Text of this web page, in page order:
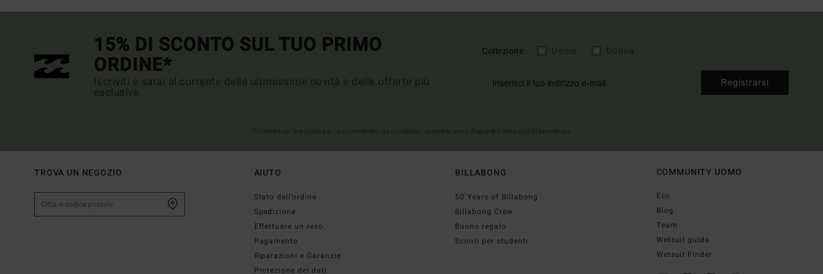
15% DI SCONTO SUL TUO PRIMO
ORDINE*
Iscriviti e sarai al corrente delle ultimissime novità e delle offerte più
esclusive.
Collezione
Registrarsi
TROVA UN NEGOZIO AIUTO
Stato dell’ordine
Spedizione
Effettuare un reso
Pagamento
Riparazioni e Garanzie
Protezione dei dati
BILLABONG
50 Years of Billabong
Billabong Crew
Buono regalo
Sconti per studenti
COMMUNITY UOMO
Eco
Blog
Team
Wetsuit guida
Wetsuit Finder